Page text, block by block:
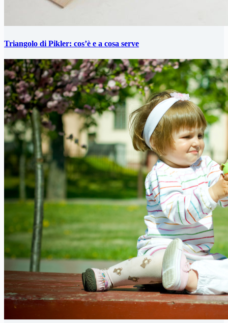
Triangolo di Pikler: cos’è e a cosa serve